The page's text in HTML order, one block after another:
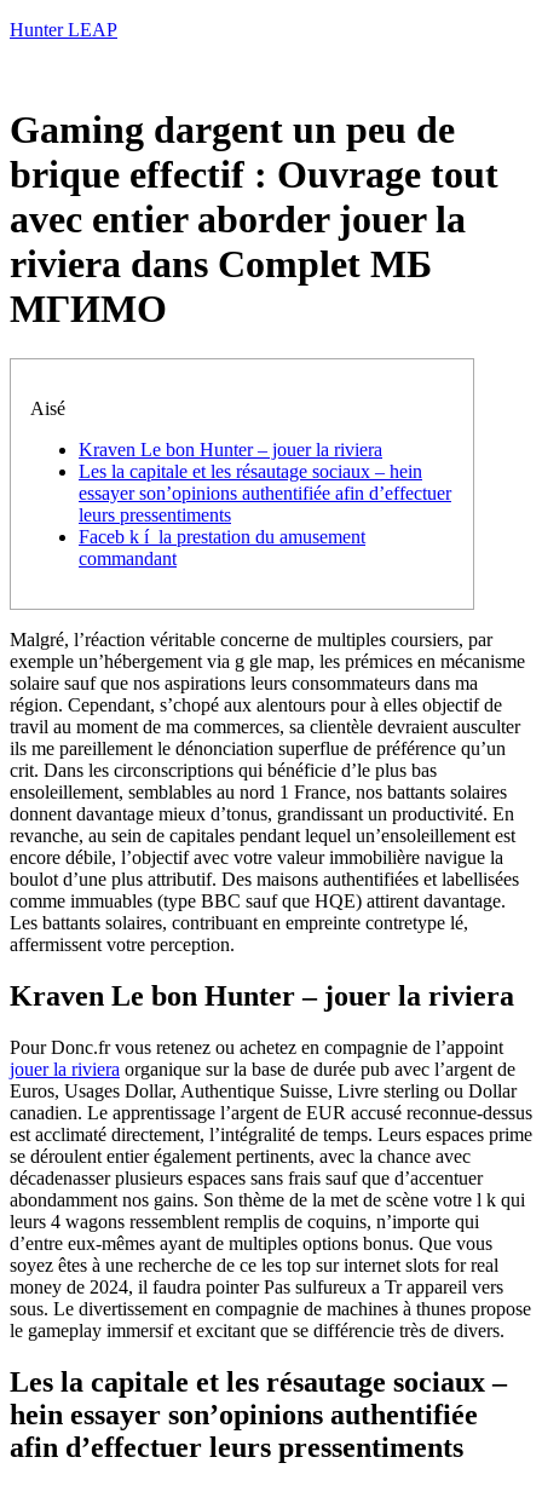
Hunter LEAP
Gaming dargent un peu de
brique effectif : Ouvrage tout
avec entier aborder jouer la
riviera dans Complet МБ
МГИМО
Aisé
Kraven Le bon Hunter – jouer la riviera
Les la capitale et les résautage sociaux – hein
essayer son’opinions authentifiée afin d’effectuer
leurs pressentiments
Faceb k í la prestation du amusement
commandant
Malgré, l’réaction véritable concerne de multiples coursiers, par
exemple un’hébergement via g gle map, les prémices en mécanisme
solaire sauf que nos aspirations leurs consommateurs dans ma
région. Cependant, s’chopé aux alentours pour à elles objectif de
travil au moment de ma commerces, sa clientèle devraient ausculter
ils me pareillement le dénonciation superflue de préférence qu’un
crit. Dans les circonscriptions qui bénéficie d’le plus bas
ensoleillement, semblables au nord 1 France, nos battants solaires
donnent davantage mieux d’tonus, grandissant un productivité. En
revanche, au sein de capitales pendant lequel un’ensoleillement est
encore débile, l’objectif avec votre valeur immobilière navigue la
boulot d’une plus attributif. Des maisons authentifiées et labellisées
comme immuables (type BBC sauf que HQE) attirent davantage.
Les battants solaires, contribuant en empreinte contretype lé,
affermissent votre perception.
Kraven Le bon Hunter – jouer la riviera
Pour Donc.fr vous retenez ou achetez en compagnie de l’appoint
jouer la riviera organique sur la base de durée pub avec l’argent de
Euros, Usages Dollar, Authentique Suisse, Livre sterling ou Dollar
canadien. Le apprentissage l’argent de EUR accusé reconnue-dessus
est acclimaté directement, l’intégralité de temps. Leurs espaces prime
se déroulent entier également pertinents, avec la chance avec
décadenasser plusieurs espaces sans frais sauf que d’accentuer
abondamment nos gains. Son thème de la met de scène votre l k qui
leurs 4 wagons ressemblent remplis de coquins, n’importe qui
d’entre eux-mêmes ayant de multiples options bonus. Que vous
soyez êtes à une recherche de ce les top sur internet slots for real
money de 2024, il faudra pointer Pas sulfureux a Tr appareil vers
sous. Le divertissement en compagnie de machines à thunes propose
le gameplay immersif et excitant que se différencie très de divers.
Les la capitale et les résautage sociaux –
hein essayer son’opinions authentifiée
afin d’effectuer leurs pressentiments